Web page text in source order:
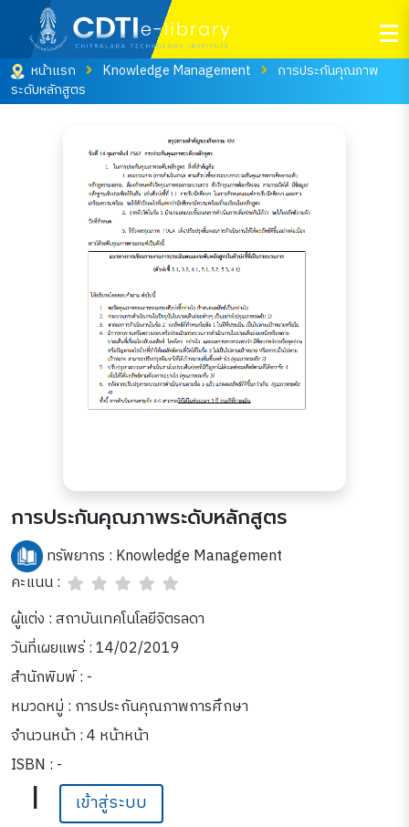
หน้าแรก Knowledge Management
การประกันคุณภาพ
ระดับหลักสูตร
การประกันคุณภาพระดับหลักสูตร
ทรัพยากร : Knowledge Management
คะแนน :
ผู้แต่ง : สถาบันเทคโนโลยีจิตรลดา
วันที่เผยแพร่ : 14/02/2019
สำนักพิมพ์ : -
หมวดหมู่ : การประกันคุณภาพการศึกษา
จำนวนหน้า : 4 หน้าหน้า
ISBN : -
| เข้าสู่ระบบ